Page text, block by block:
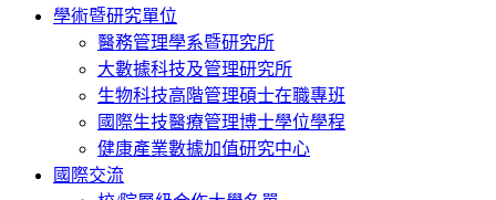
學術暨研究單位
醫務管理學系暨研究所
大數據科技及管理研究所
生物科技高階管理碩士在職專班
國際生技醫療管理博士學位學程
健康產業數據加值研究中心
國際交流